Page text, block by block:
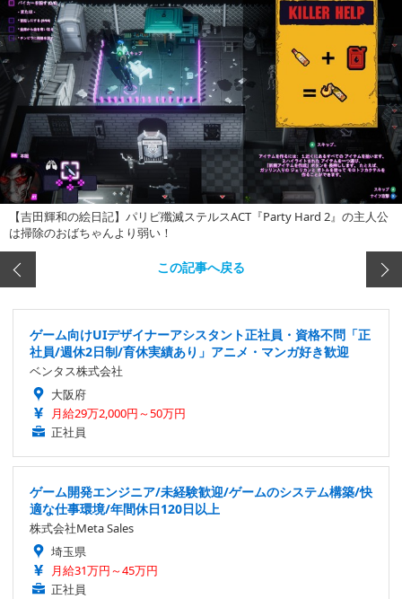
【吉田輝和の絵日記】パリピ殲滅ステルスACT『Party Hard 2』の主人公
は掃除のおばちゃんより弱い！
この記事へ戻る
ゲーム向けUIデザイナーアシスタント正社員・資格不問「正
社員/週休2日制/育休実績あり」アニメ・マンガ好き歓迎
ベンタス株式会社
大阪府
月給29万2,000円～50万円
正社員
ゲーム開発エンジニア/未経験歓迎/ゲームのシステム構築/快
適な仕事環境/年間休日120日以上
株式会社Meta Sales
埼玉県
月給31万円～45万円
正社員